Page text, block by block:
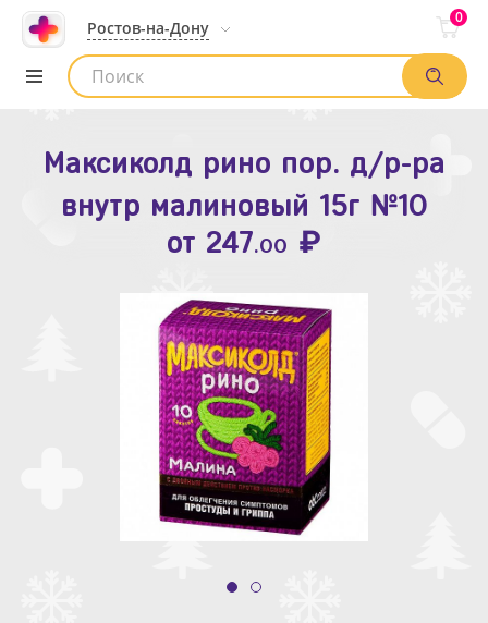
Ростов-на-Дону
0
Список аптек
Максиколд рино пор. д/р-ра
внутр малиновый 15г №10
от 247.00 ₽
Зодак таб. п.п.о. 10мг №10
от109.80 ₽